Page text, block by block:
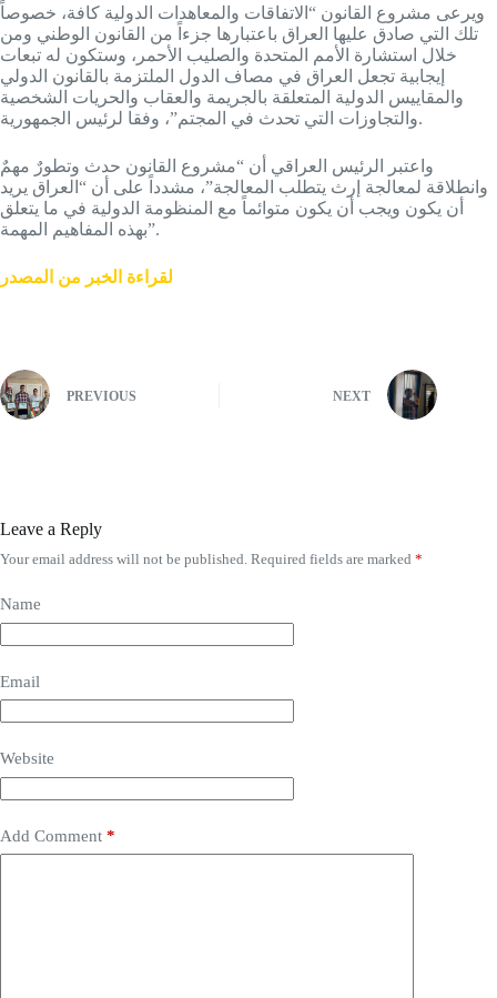
ويرعى مشروع القانون “الاتفاقات والمعاهدات الدولية كافة، خصوصاً
تلك التي صادق عليها العراق باعتبارها جزءاً من القانون الوطني ومن
خلال استشارة الأمم المتحدة والصليب الأحمر، وستكون له تبعات
إيجابية تجعل العراق في مصاف الدول الملتزمة بالقانون الدولي
والمقاييس الدولية المتعلقة بالجريمة والعقاب والحريات الشخصية
والتجاوزات التي تحدث في المجتم”، وفقا لرئيس الجمهورية.
واعتبر الرئيس العراقي أن “مشروع القانون حدث وتطورٌ مهمٌ
وانطلاقة لمعالجة إرث يتطلب المعالجة”، مشدداً على أن “العراق يريد
أن يكون ويجب أن يكون متوائماً مع المنظومة الدولية في ما يتعلق
بهذه المفاهيم المهمة”.
لقراءة الخبر من المصدر
PREVIOUS NEXT
Leave a Reply
Your email address will not be published. Required fields are marked *
Name
Email
Website
Add Comment *